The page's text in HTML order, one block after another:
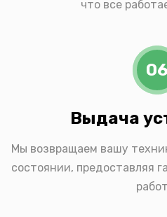
что все
06
Выдача
Мы возвращаем вашу
состоянии, предоставляя